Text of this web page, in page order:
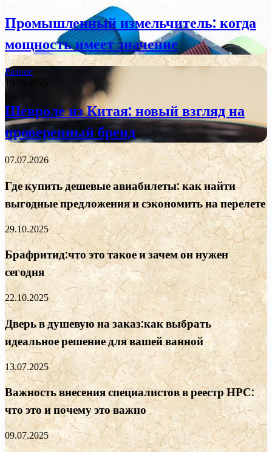
Промышленный измельчитель: когда
мощность имеет значение
Разное
19.04.2025
Шевроле из Китая: новый взгляд на
проверенный бренд
07.07.2026
Где купить дешевые авиабилеты: как найти
выгодные предложения и сэкономить на перелете
29.10.2025
Брафритид:что это такое и зачем он нужен
сегодня
22.10.2025
Дверь в душевую на заказ:как выбрать
идеальное решение для вашей ванной
13.07.2025
Важность внесения специалистов в реестр НРС:
что это и почему это важно
09.07.2025